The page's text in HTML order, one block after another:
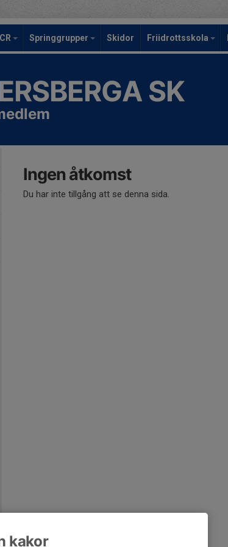
Springgrupper Skidor Friidrottsskola
SK
Ingen åtkomst
Du har inte tillgång att se denna sida.
kakor